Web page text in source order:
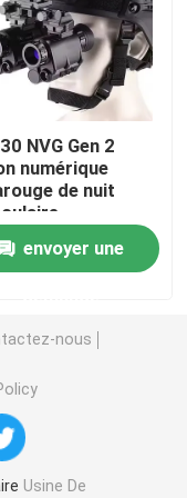
NVG Gen 2
numérique
de nuit
envoyer une
nous
Usine De